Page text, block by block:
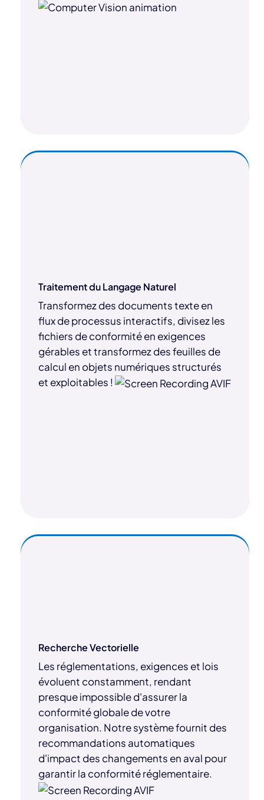
Traitement du Langage Naturel
Transformez des documents texte en
flux de processus interactifs, divisez les
fichiers de conformité en exigences
gérables et transformez des feuilles de
calcul en objets numériques structurés
et exploitables !
Recherche Vectorielle
Les réglementations, exigences et lois
évoluent constamment, rendant
presque impossible d'assurer la
conformité globale de votre
organisation. Notre système fournit des
recommandations automatiques
d'impact des changements en aval pour
garantir la conformité réglementaire.